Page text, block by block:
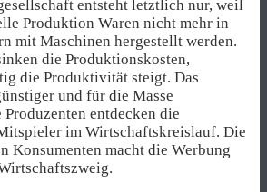
entsteht letztlich nur, weil
Produktion Waren nicht mehr in
mit Maschinen hergestellt werden.
die Produktionskosten,
die Produktivität steigt. Das
und für die Masse
entdecken die
im Wirtschaftskreislauf. Die
Konsumenten macht die Werbung